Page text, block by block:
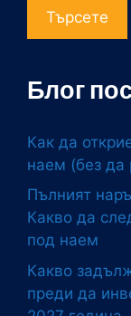
Търсете
Блог
Как да
наем (без да
Пълният
Какво да
под наем
Какво
преди да